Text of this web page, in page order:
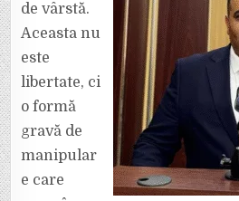
de vârstă.
Aceasta nu
este
libertate, ci
o formă
gravă de
manipular
e care